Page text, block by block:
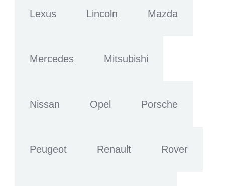
Lexus Lincoln Mazda
Mercedes Mitsubishi
Nissan Opel Porsche
Peugeot Renault Rover